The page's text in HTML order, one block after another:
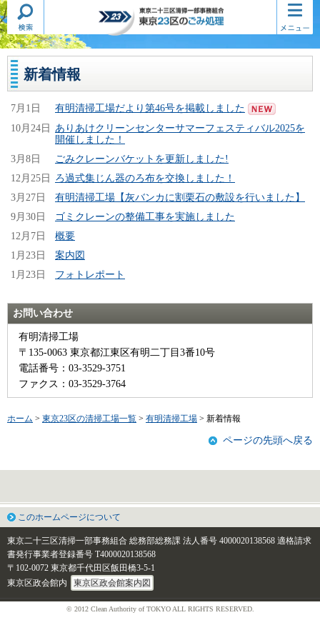
東京二十三区清掃一部事務組合
東京23区のごみ処理
検索・
共通メ
ニュー
コンテ
ンツメ
ニュー
新着情報
7月1日
有明清掃工場だより第46号を掲載しました
10月24日 ありあけクリーンセンターサマーフェスティバル2025を
開催しました！
3月8日
ごみクレーンバケットを更新しました!
12月25日
ろ過式集じん器のろ布を交換しました！
3月27日
有明清掃工場【灰バンカに割栗石の敷設を行いました】
9月30日
ゴミクレーンの整備工事を実施しました
12月7日
概要
1月23日
案内図
1月23日
フォトレポート
お問い合わせ
有明清掃工場
〒135-0063 東京都江東区有明二丁目3番10号
電話番号：03-3529-3751
ファクス：03-3529-3764
ホーム > 東京23区の清掃工場一覧 > 有明清掃工場 > 新着情報
ページの先頭へ戻る
このホームページについて
東京二十三区清掃一部事務組合 総務部総務課 法人番号 4000020138568 適格請求
書発行事業者登録番号 T4000020138568
〒102-0072 東京都千代田区飯田橋3-5-1
東京区政会館内
東京区政会館案内図
© 2012 Clean Authority of TOKYO ALL RIGHTS RESERVED.